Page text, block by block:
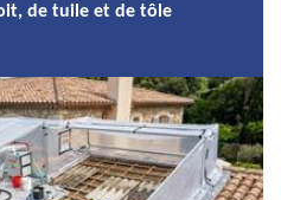
de tuile et de tôle